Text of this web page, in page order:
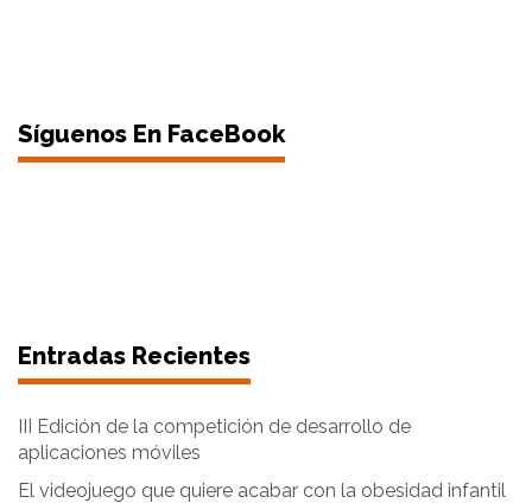
Síguenos En FaceBook
Entradas Recientes
III Edición de la competición de desarrollo de
aplicaciones móviles
El videojuego que quiere acabar con la obesidad infantil